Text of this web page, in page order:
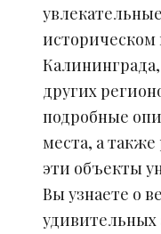
историческом
других
подробные
места, а
эти объекты
Вы узнаете о
удивительных